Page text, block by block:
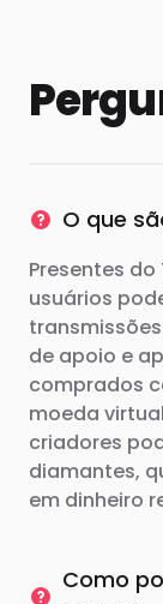
O que
Presentes
usuários
de apoio e
comprados
moeda
criadores
diamantes,
em dinheiro
Como